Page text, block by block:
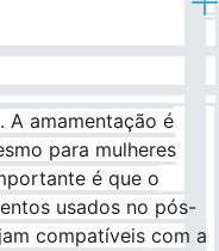
A amamentação é
para mulheres
é que o
usados no pós-
compatíveis com a